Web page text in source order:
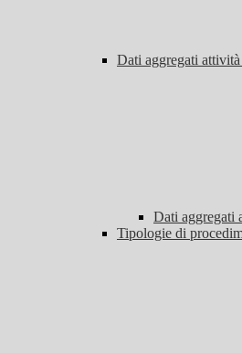
Dati aggregati
Dati aggregati
Tipologie di